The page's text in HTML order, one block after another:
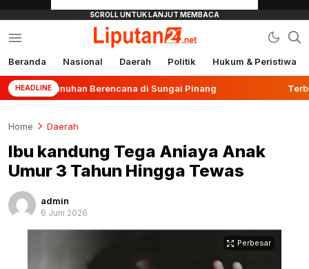
liputan24.net
Beranda Nasional Daerah Politik Hukum & Peristiwa
HEADLINEBerencana di Sungai Pinang Terbanyak
Home Daerah
Ibu kandung Tega Aniaya Anak
Umur 3 Tahun Hingga Tewas
admin
6 Juni 2026
Perbesar